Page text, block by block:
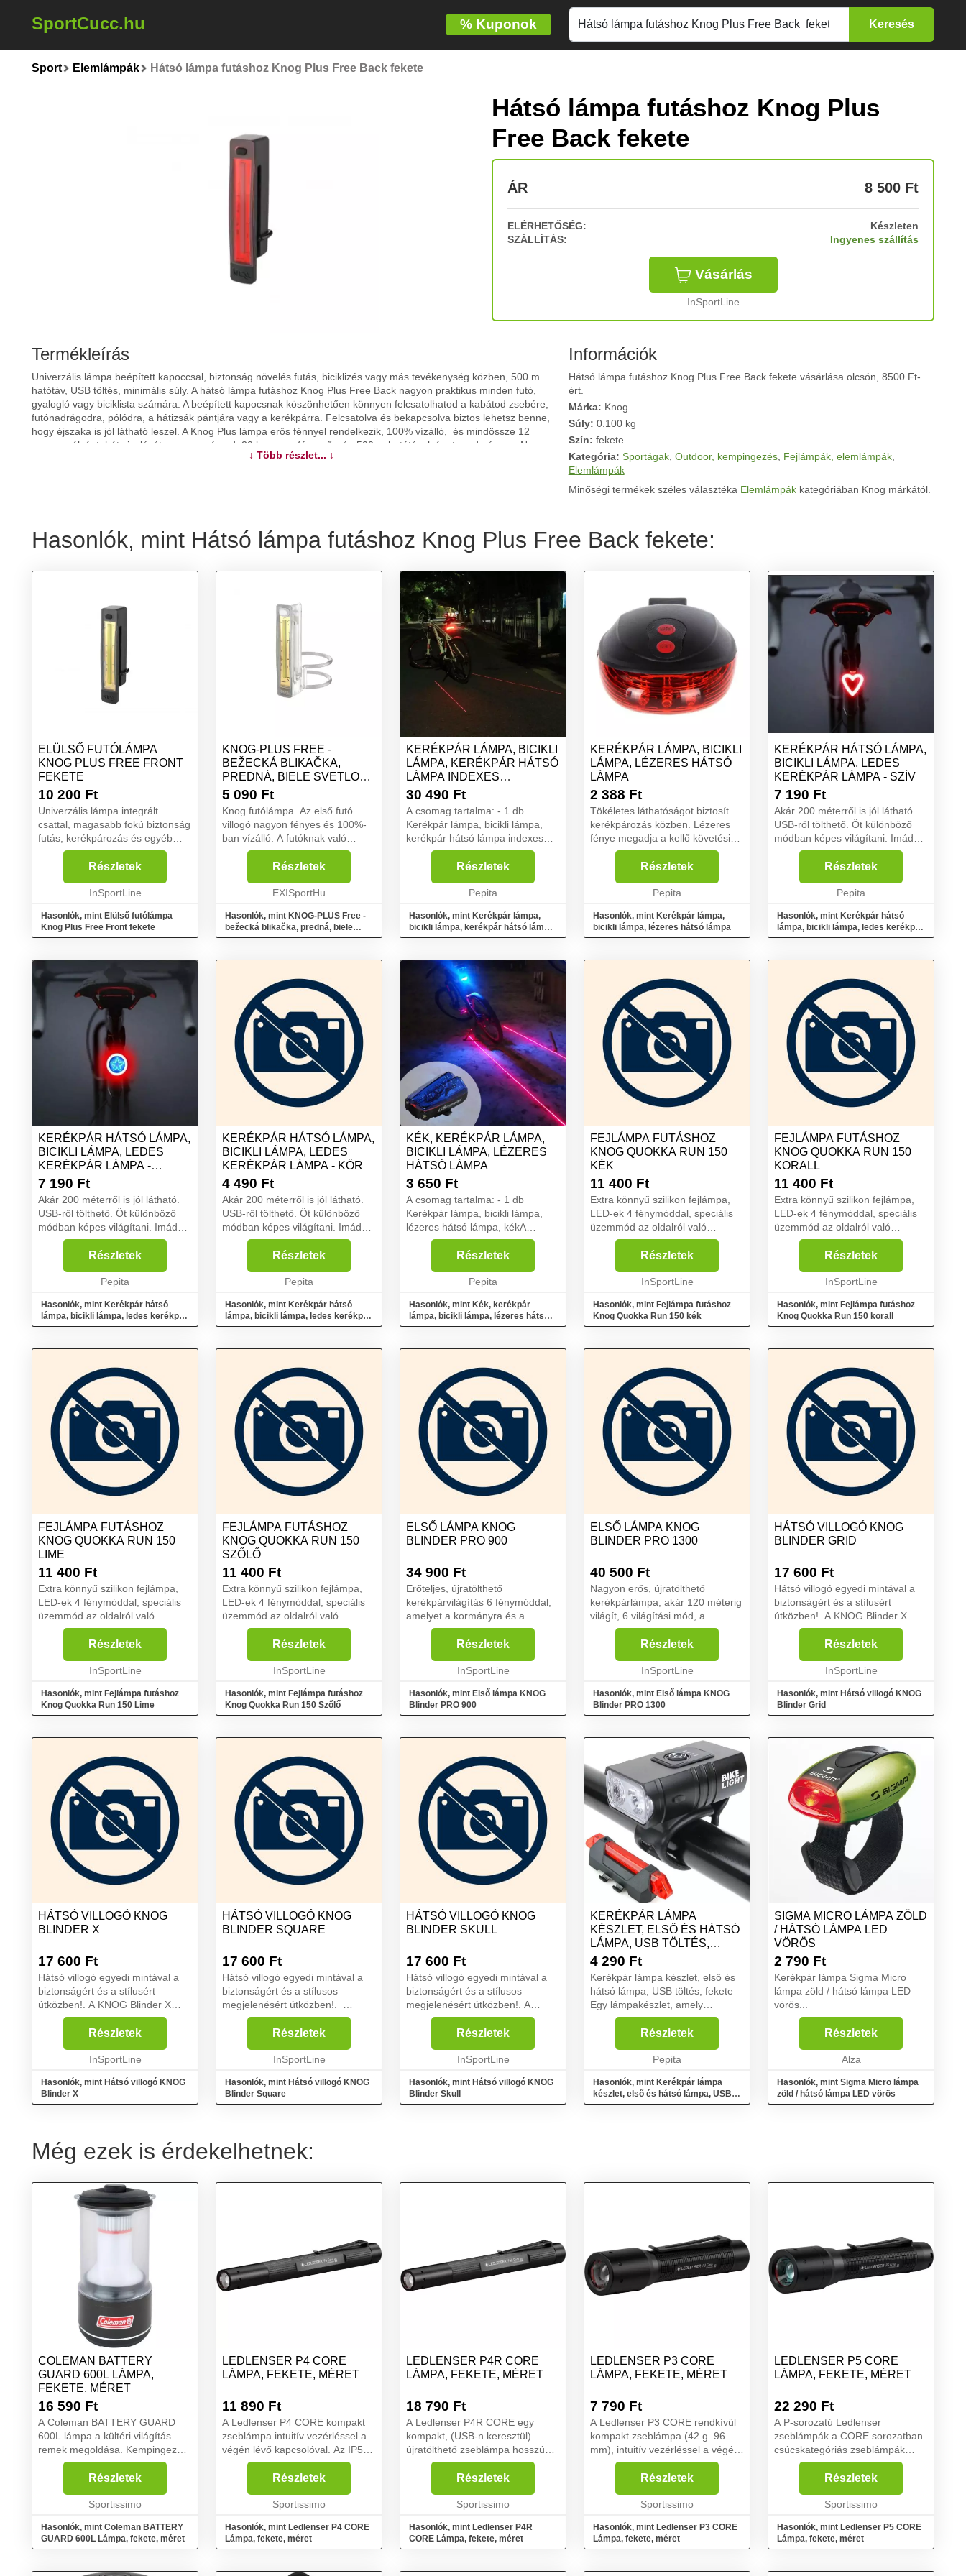
SportCucc.hu %Kuponok
Sport Elemlámpák Hátsó lámpa futáshoz Knog Plus Free Back fekete
Hátsó lámpa futáshoz Knog Plus
Free Back fekete
ÁR 8 500 Ft
ELÉRHETŐSÉG:
Készleten
SZÁLLÍTÁS:
Ingyenes szállítás
Vásárlás
InSportLine
Termékleírás
Univerzális lámpa beépített kapoccsal, biztonság növelés futás, biciklizés vagy más tevékenység közben, 500 m
hatótáv, USB töltés, minimális súly. A hátsó lámpa futáshoz Knog Plus Free Back nagyon praktikus minden futó,
gyalogló vagy biciklista számára. A beépített kapocsnak köszönhetően könnyen felcsatolhatod a kabátod zsebére,
futónadrágodra, pólódra, a hátizsák pántjára vagy a kerékpárra. Felcsatolva és bekapcsolva biztos lehetsz benne,
hogy éjszaka is jól látható leszel. A Knog Plus lámpa erős fénnyel rendelkezik, 100% vízálló, és mindössze 12
gramm súlyú, tehát viselését meg sem érzed. 20 lumenes fényerősség 500 m hatótávolságot eredményez. Nem
szükséges elemet használni, USB-vel tölthető, és takarék villogó üzemmódban akár 40 órát is kibír. A COB LED
↓ Több részlet... ↓
Információk
Hátsó lámpa futáshoz Knog Plus Free Back fekete vásárlása olcsón, 8500 Ft-
ért.
Márka: Knog
Súly: 0.100 kg
Szín: fekete
Kategória: Sportágak, Outdoor, kempingezés, Fejlámpák, elemlámpák,
Elemlámpák
Minőségi termékek széles választéka Elemlámpákkategóriában Knog márkától.
Hasonlók, mint Hátsó lámpa futáshoz Knog Plus Free Back fekete:
ELÜLSŐ FUTÓLÁMPA
KNOG PLUS FREE FRONT
FEKETE
10 200 Ft
Univerzális lámpa integrált
csattal, magasabb fokú biztonság
futás, kerékpározás és egyéb
tevékenységek közben, akár 1
km fénytáv, USB töltés, minimális
súly.. A Knog Plus Free Front
elülső futólámpa ...
Részletek
InSportLine
Hasonlók, mint Elülső futólámpa
Knog Plus Free Front fekete
KNOG-PLUS FREE -
BEŽECKÁ BLIKAČKA,
PREDNÁ, BIELE SVETLO
FEHÉR
5 090 Ft
Knog futólámpa. Az első futó
villogó nagyon fényes és 100%-
ban vízálló. A futóknak való
integrált könnyű csat könnyen
rögzíthető pólóra, futónadrágra
vagy hátizsák pántjára.
Használhatja biciklizés va...
Részletek
EXISportHu
Hasonlók, mint KNOG-PLUS Free -
bežecká blikačka, predná, biele
svetlo Fehér
KERÉKPÁR LÁMPA, BICIKLI
LÁMPA, KERÉKPÁR HÁTSÓ
LÁMPA INDEXES
FUNKCIÓVAL
30 490 Ft
A csomag tartalma: - 1 db
Kerékpár lámpa, bicikli lámpa,
kerékpár hátsó lámpa indexes
funkcióvalFélsz, hogy nem vagy
eléggé látható éjszaka az
utakon? Ezzel a Kerékpár
lámpával garantáltan minden
Részletek
Pepita
Hasonlók, mint Kerékpár lámpa,
bicikli lámpa, kerékpár hátsó lámpa
indexes funkcióval
KERÉKPÁR LÁMPA, BICIKLI
LÁMPA, LÉZERES HÁTSÓ
LÁMPA
2 388 Ft
Tökéletes láthatóságot biztosít
kerékpározás közben. Lézeres
fénye megadja a kellő követési
távolságot. Az eszköz LED
lámpája nemcsak erős és stabil
fényt biztosít számodra, de ...
Részletek
Pepita
Hasonlók, mint Kerékpár lámpa,
bicikli lámpa, lézeres hátsó lámpa
KERÉKPÁR HÁTSÓ LÁMPA,
BICIKLI LÁMPA, LEDES
KERÉKPÁR LÁMPA - SZÍV
7 190 Ft
Akár 200 méterről is jól látható.
USB-ről tölthető. Öt különböző
módban képes világítani. Imádsz
biciklizni? Ha teheted,
mindenhová a kétkerekűddel
mész, akár még este is? Esetleg
Részletek
Pepita
Hasonlók, mint Kerékpár hátsó
lámpa, bicikli lámpa, ledes kerékpár
lámpa - Szív
KERÉKPÁR HÁTSÓ LÁMPA,
BICIKLI LÁMPA, LEDES
KERÉKPÁR LÁMPA -
CSILLAG
7 190 Ft
Akár 200 méterről is jól látható.
USB-ről tölthető. Öt különböző
módban képes világítani. Imádsz
biciklizni? Ha teheted,
mindenhová a kétkerekűddel
mész, akár még este is? Esetleg
Részletek
Pepita
Hasonlók, mint Kerékpár hátsó
lámpa, bicikli lámpa, ledes kerékpár
lámpa - Csillag
KERÉKPÁR HÁTSÓ LÁMPA,
BICIKLI LÁMPA, LEDES
KERÉKPÁR LÁMPA - KÖR
4 490 Ft
Akár 200 méterről is jól látható.
USB-ről tölthető. Öt különböző
módban képes világítani. Imádsz
biciklizni? Ha teheted,
mindenhová a kétkerekűddel
mész, akár még este is? Esetleg
kezdő kerékpáros vag...
Részletek
Pepita
Hasonlók, mint Kerékpár hátsó
lámpa, bicikli lámpa, ledes kerékpár
lámpa - Kör
KÉK, KERÉKPÁR LÁMPA,
BICIKLI LÁMPA, LÉZERES
HÁTSÓ LÁMPA
3 650 Ft
A csomag tartalma: - 1 db
Kerékpár lámpa, bicikli lámpa,
lézeres hátsó lámpa, kékA
kerékpár szerelmeseinek
elengedhetetlen kellék a hátsó
lámpa. Enélkül ugyanis komoly
veszélybe kerülhet az ember
Részletek
Pepita
Hasonlók, mint Kék, kerékpár
lámpa, bicikli lámpa, lézeres hátsó
lámpa
FEJLÁMPA FUTÁSHOZ
KNOG QUOKKA RUN 150
KÉK
11 400 Ft
Extra könnyű szilikon fejlámpa,
LED-ek 4 fénymóddal, speciális
üzemmód az oldalról való
láthatóság javításának
érdekében, több fényerősség és
villogási mód, illetve USB töltés..
A könnyű és minimalist...
Részletek
InSportLine
Hasonlók, mint Fejlámpa futáshoz
Knog Quokka Run 150 kék
FEJLÁMPA FUTÁSHOZ
KNOG QUOKKA RUN 150
KORALL
11 400 Ft
Extra könnyű szilikon fejlámpa,
LED-ek 4 fénymóddal, speciális
üzemmód az oldalról való
láthatóság javításának
érdekében, több fényerősség és
villogási mód, illetve USB töltés..
A könnyű és minimalist...
Részletek
InSportLine
Hasonlók, mint Fejlámpa futáshoz
Knog Quokka Run 150 korall
FEJLÁMPA FUTÁSHOZ
KNOG QUOKKA RUN 150
LIME
11 400 Ft
Extra könnyű szilikon fejlámpa,
LED-ek 4 fénymóddal, speciális
üzemmód az oldalról való
láthatóság javításának
érdekében, több fényerősség és
villogási mód, illetve USB töltés..
A könnyű és minimalist...
Részletek
InSportLine
Hasonlók, mint Fejlámpa futáshoz
Knog Quokka Run 150 Lime
FEJLÁMPA FUTÁSHOZ
KNOG QUOKKA RUN 150
SZŐLŐ
11 400 Ft
Extra könnyű szilikon fejlámpa,
LED-ek 4 fénymóddal, speciális
üzemmód az oldalról való
láthatóság javításának
érdekében, több fényerősség és
villogási mód, illetve USB töltés..
A könnyű és minimalist...
Részletek
InSportLine
Hasonlók, mint Fejlámpa futáshoz
Knog Quokka Run 150 Szőlő
ELSŐ LÁMPA KNOG
BLINDER PRO 900
34 900 Ft
Erőteljes, újratölthető
kerékpárvilágítás 6 fénymóddal,
amelyet a kormányra és a
kerékpár computer alá
szerelhetsz!. A KNOG Blinder
PRO 900 Első lámpa egy nagy
teljesítményű kerékpárlámpa
Részletek
InSportLine
Hasonlók, mint Első lámpa KNOG
Blinder PRO 900
ELSŐ LÁMPA KNOG
BLINDER PRO 1300
40 500 Ft
Nagyon erős, újratölthető
kerékpárlámpa, akár 120 méterig
világít, 6 világítási mód, a
kormányra vagy a kerékpár
computer alá szerelhető..
A KNOG Blinder PRO 1300 Első
lámpa tökéletes társ az éjszakai...
Részletek
InSportLine
Hasonlók, mint Első lámpa KNOG
Blinder PRO 1300
HÁTSÓ VILLOGÓ KNOG
BLINDER GRID
17 600 Ft
Hátsó villogó egyedi mintával a
biztonságért és a stílusért
útközben!. A KNOG Blinder X
hátsó villogó egy hátsó
kerékpárlámpa egyedi
kialakítással, amely biztosan
felhívja rád a figyelmet az úton! A
Részletek
InSportLine
Hasonlók, mint Hátsó villogó KNOG
Blinder Grid
HÁTSÓ VILLOGÓ KNOG
BLINDER X
17 600 Ft
Hátsó villogó egyedi mintával a
biztonságért és a stílusért
útközben!. A KNOG Blinder X
hátsó villogó egy hátsó
kerékpárlámpa egyedi
kialakítással, amely biztosan
felhívja rád a figyelmet az úton!
Részletek
InSportLine
Hasonlók, mint Hátsó villogó KNOG
Blinder X
HÁTSÓ VILLOGÓ KNOG
BLINDER SQUARE
17 600 Ft
Hátsó villogó egyedi mintával a
biztonságért és a stílusos
megjelenésért útközben!.
A KNOG Blinder Square hátsó
villogó egy hátsó
kerékpárlámpa egyedi
kialakítással, amely biztosan
Részletek
InSportLine
Hasonlók, mint Hátsó villogó KNOG
Blinder Square
HÁTSÓ VILLOGÓ KNOG
BLINDER SKULL
17 600 Ft
Hátsó villogó egyedi mintával a
biztonságért és a stílusos
megjelenésért útközben!. A
KNOG Blinder Skull hátsó
villogó egy hátsó kerékpárlámpa
egyedi kialakítással, amely
biztosan felhívja rád a figye...
Részletek
InSportLine
Hasonlók, mint Hátsó villogó KNOG
Blinder Skull
KERÉKPÁR LÁMPA
KÉSZLET, ELSŐ ÉS HÁTSÓ
LÁMPA, USB TÖLTÉS,
FEKETE
4 290 Ft
Kerékpár lámpa készlet, első és
hátsó lámpa, USB töltés, fekete
Egy lámpakészlet, amely
gondoskodik az Ön biztonságáról
egy kerékpártúrán.
Összeszerelésre kész, nincs
szükség további szerszámokra.
Részletek
Pepita
Hasonlók, mint Kerékpár lámpa
készlet, első és hátsó lámpa, USB
töltés, fekete
SIGMA MICRO LÁMPA ZÖLD
/ HÁTSÓ LÁMPA LED
VÖRÖS
2 790 Ft
Kerékpár lámpa Sigma Micro
lámpa zöld / hátsó lámpa LED
vörös...
Részletek
Alza
Hasonlók, mint Sigma Micro lámpa
zöld / hátsó lámpa LED vörös
Még ezek is érdekelhetnek:
COLEMAN BATTERY
GUARD 600L LÁMPA,
FEKETE, MÉRET
16 590 Ft
A Coleman BATTERY GUARD
600L lámpa a kültéri világítás
remek megoldása. Kempingezés,
nyári grillezés vagy egyéb
tevékenységek során is
használható. Szabadalmaztatott
BatteryGuard™ technológiája
Részletek
Sportissimo
Hasonlók, mint Coleman BATTERY
GUARD 600L Lámpa, fekete, méret
LEDLENSER P4 CORE
LÁMPA, FEKETE, MÉRET
11 890 Ft
A Ledlenser P4 CORE kompakt
zseblámpa intuitív vezérléssel a
végén lévő kapcsolóval. Az IP54-
es védelemmel zord
környezetben is használható. A
klipsz segítségével könnyen
rögzíthető zsebre vagy övre, ...
Részletek
Sportissimo
Hasonlók, mint Ledlenser P4 CORE
Lámpa, fekete, méret
LEDLENSER P4R CORE
LÁMPA, FEKETE, MÉRET
18 790 Ft
A Ledlenser P4R CORE egy
kompakt, (USB-n keresztül)
újratölthető zseblámpa hosszú
akkumulátor-élettartammal és
intuitív vezérléssel, a végén
található kapcsolóval. Az IP54-es
védelemmel zord környezet...
Részletek
Sportissimo
Hasonlók, mint Ledlenser P4R
CORE Lámpa, fekete, méret
LEDLENSER P3 CORE
LÁMPA, FEKETE, MÉRET
7 790 Ft
A Ledlenser P3 CORE rendkívül
kompakt zseblámpa (42 g. 96
mm), intuitív vezérléssel a végén
lévő kapcsolóval. Az IP54-es
védelemmel zord környezetben is
használható. A klipsz
segítségével könnyen rögz...
Részletek
Sportissimo
Hasonlók, mint Ledlenser P3 CORE
Lámpa, fekete, méret
LEDLENSER P5 CORE
LÁMPA, FEKETE, MÉRET
22 290 Ft
A P-sorozatú Ledlenser
zseblámpák a CORE sorozatban
csúcskategóriás zseblámpák
választékát kínálják mindennapi
használatra. A fénykúp gyors
fókuszálását nyújtja az Advanced
Focus System technológia, v...
Részletek
Sportissimo
Hasonlók, mint Ledlenser P5 CORE
Lámpa, fekete, méret